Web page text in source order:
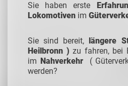
Sie haben erste
Lokomotiven im
Sie sind bereit, längere
Heilbronn ) zu fahren, bei
im Nahverkehr (
werden?